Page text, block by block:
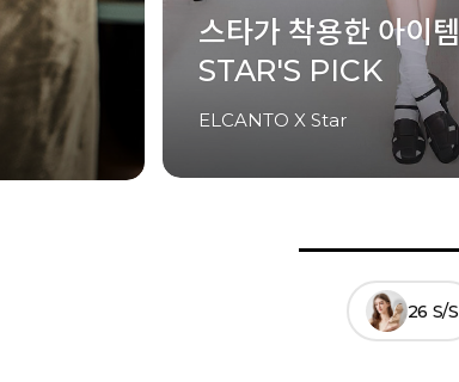
셀럽이 착용한 아이템
CELEB'S PICK
ELCANTO X Celeb
26 S/S